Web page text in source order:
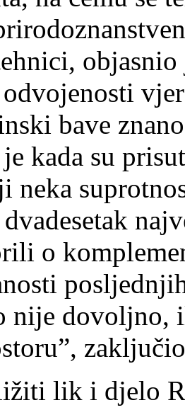
objasnio
bave
kada su
neka
o
nije dovoljno,
lik i djelo